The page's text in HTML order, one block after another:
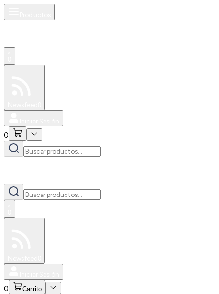
0
0 Carrito